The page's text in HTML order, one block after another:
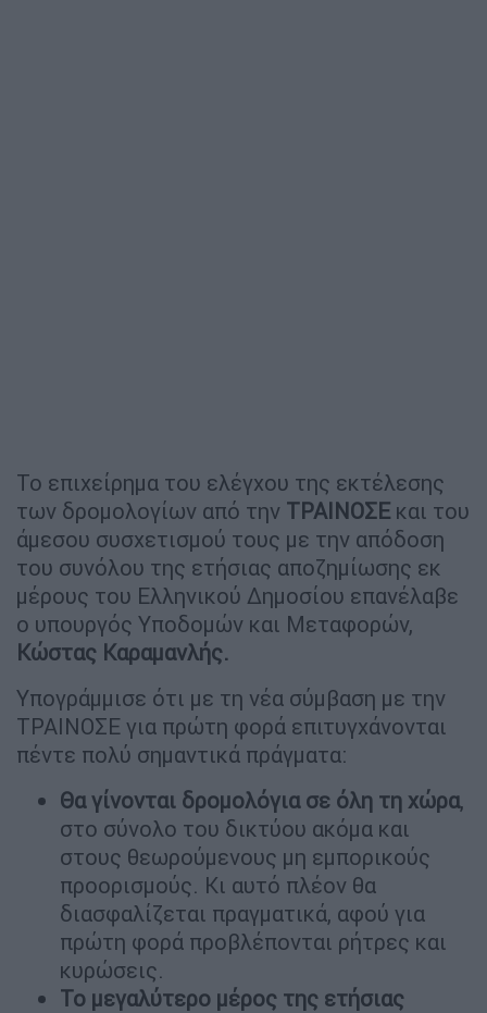
Το επιχείρημα του ελέγχου της εκτέλεσης
των δρομολογίων από την ΤΡΑΙΝΟΣΕ και του
άμεσου συσχετισμού τους με την απόδοση
του συνόλου της ετήσιας αποζημίωσης εκ
μέρους του Ελληνικού Δημοσίου επανέλαβε
ο υπουργός Υποδομών και Μεταφορών,
Κώστας Καραμανλής.
Υπογράμμισε ότι με τη νέα σύμβαση με την
ΤΡΑΙΝΟΣΕ για πρώτη φορά επιτυγχάνονται
πέντε πολύ σημαντικά πράγματα:
Θα γίνονται δρομολόγια σε όλη τη χώρα,
στο σύνολο του δικτύου ακόμα και
στους θεωρούμενους μη εμπορικούς
προορισμούς. Κι αυτό πλέον θα
διασφαλίζεται πραγματικά, αφού για
πρώτη φορά προβλέπονται ρήτρες και
κυρώσεις.
Το μεγαλύτερο μέρος της ετήσιας